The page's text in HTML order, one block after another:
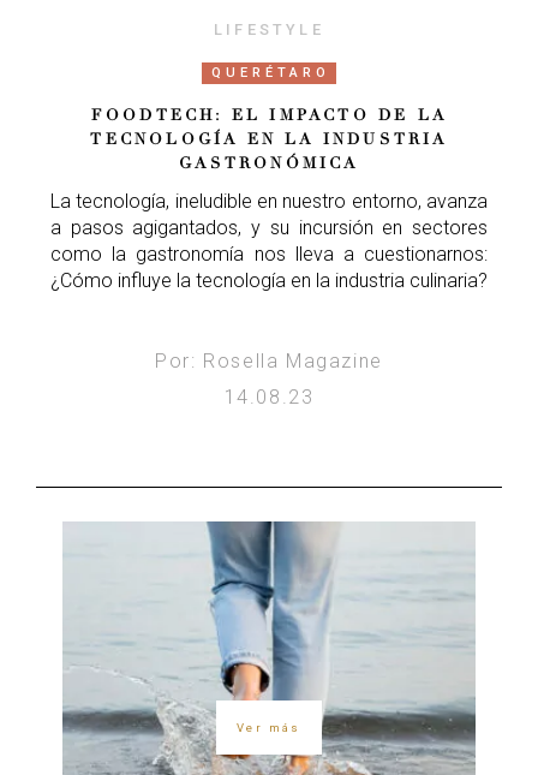
LIFESTYLE
QUERÉTARO
FOODTECH: EL IMPACTO DE LA
TECNOLOGÍA EN LA INDUSTRIA
GASTRONÓMICA
La tecnología, ineludible en nuestro entorno, avanza
a pasos agigantados, y su incursión en sectores
como la gastronomía nos lleva a cuestionarnos:
¿Cómo influye la tecnología en la industria culinaria?
Por: Rosella Magazine
14.08.23
Ver más